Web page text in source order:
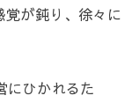
が鈍り、徐々に
にひかれるた